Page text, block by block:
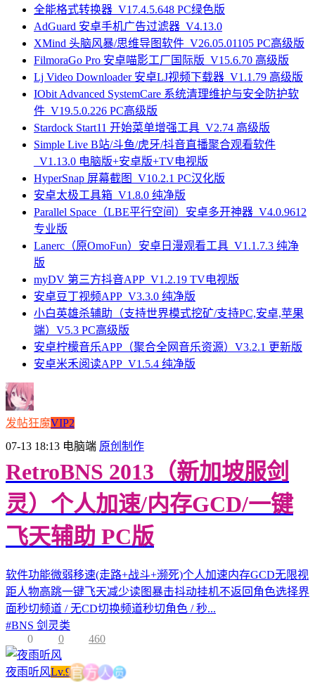
全能格式转换器_V17.4.5.648 PC绿色版
AdGuard 安卓手机广告过滤器_V4.13.0
XMind 头脑风暴/思维导图软件_V26.05.01105 PC高级版
FilmoraGo Pro 安卓喵影工厂国际版_V15.6.70 高级版
Lj Video Downloader 安卓LJ视频下载器_V1.1.79 高级版
IObit Advanced SystemCare 系统清理维护与安全防护软
件_V19.5.0.226 PC高级版
Stardock Start11 开始菜单增强工具_V2.74 高级版
Simple Live B站/斗鱼/虎牙/抖音直播聚合观看软件
_V1.13.0 电脑版+安卓版+TV电视版
HyperSnap 屏幕截图_V10.2.1 PC汉化版
安卓太极工具箱_V1.8.0 纯净版
Parallel Space（LBE平行空间）安卓多开神器_V4.0.9612
专业版
Lanerc（原OmoFun）安卓日漫观看工具_V1.1.7.3 纯净
版
myDV 第三方抖音APP_V1.2.19 TV电视版
安卓豆丁视频APP_V3.3.0 纯净版
小白英雄杀辅助（支持世界模式挖矿/支持PC,安卓,苹果
端）V5.3 PC高级版
安卓柠檬音乐APP（聚合全网音乐资源）V3.2.1 更新版
安卓米禾阅读APP_V1.5.4 纯净版
发帖狂魔VIP2
07-13 18:13 电脑端 原创制作
RetroBNS 2013（新加坡服剑
灵）个人加速/内存GCD/一键
飞天辅助 PC版
软件功能微弱移速(走路+战斗+濒死)个人加速内存GCD无限视
距人物高跳一键飞天减少读图暴击抖动挂机不返回角色选择界
面秒切频道 / 无CD切换频道秒切角色 / 秒...
#BNS 剑灵类
0
0 460
夜雨听风Lv.9官 方人员